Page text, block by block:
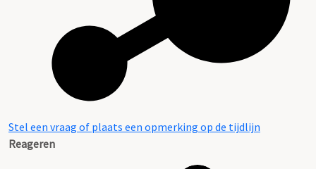
Stel een vraag of plaats een opmerking op de tijdlijn
Reageren